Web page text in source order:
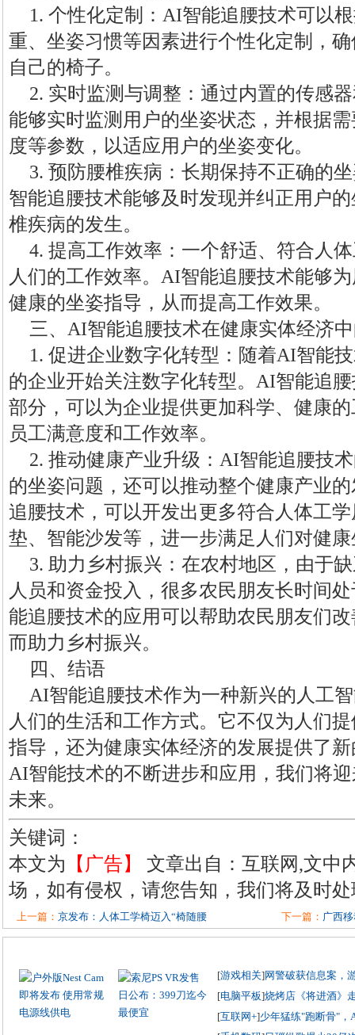
1. 个性化定制：AI智能追腰技术可以
重、坐姿习惯等因素进行个性化定制，
自己的椅子。
2. 实时监测与调整：通过内置的传感
能够实时监测用户的坐姿状态，并根据
度等参数，以适应用户的坐姿变化。
3. 预防腰椎疾病：长期保持不正确的
智能追腰技术能够及时发现并纠正用户
椎疾病的发生。
4. 提高工作效率：一个舒适、符合人
人们的工作效率。AI智能追腰技术能够
健康的坐姿指导，从而提高工作效果。
三、AI智能追腰技术在健康实体经济
1. 促进企业数字化转型：随着AI智能
的企业开始关注数字化转型。AI智能追
部分，可以为企业提供更加科学、健康
员工满意度和工作效率。
2. 推动健康产业升级：AI智能追腰技
的坐姿问题，还可以推动整个健康产业
追腰技术，可以开发出更多符合人体工
垫、智能沙发等，进一步满足人们对健
3. 助力乡村振兴：在农村地区，由于
人员和资金投入，很多农民朋友长时间
能追腰技术的应用可以帮助农民朋友们
而助力乡村振兴。
四、结语
AI智能追腰技术作为一种新兴的人工
人们的生活和工作方式。它不仅为人们
指导，还为健康实体经济的发展提供了
AI智能技术的不断进步和应用，我们将
未来。
关键词：
本文为 【广告】
文章出自：互联网,文中
场，如有侵权，请您告知，我们将及时
上一篇： 京发布：人体工学椅迈入“椅随腰 下一篇： 广西
[游戏相关]网警破获信息案，
[电脑平板]烧烤店《将进酒》
[互联网+]少年猛练"跑断骨"，